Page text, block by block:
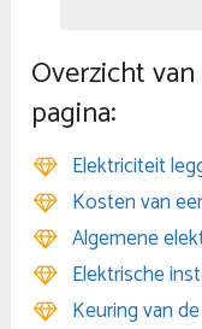
Overzicht
pagina:
Elektriciteit
Kosten van
Algemene
Elektrische
Keuring van